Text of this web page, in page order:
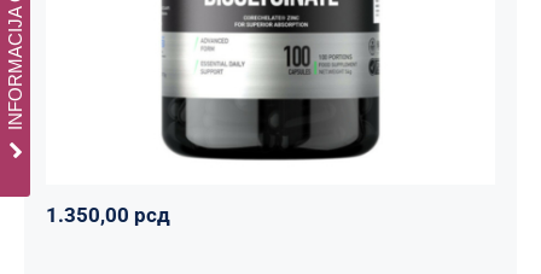
1.350,00рсд
1.350,00 рсд